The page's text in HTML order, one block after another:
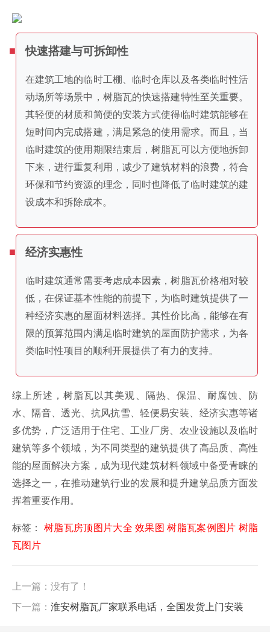
快速搭建与可拆卸性
在建筑工地的临时工棚、临时仓库以及各类临时性活
动场所等场景中，树脂瓦的快速搭建特性至关重要。
其轻便的材质和简便的安装方式使得临时建筑能够在
短时间内完成搭建，满足紧急的使用需求。而且，当
临时建筑的使用期限结束后，树脂瓦可以方便地拆卸
下来，进行重复利用，减少了建筑材料的浪费，符合
环保和节约资源的理念，同时也降低了临时建筑的建
设成本和拆除成本。
经济实惠性
临时建筑通常需要考虑成本因素，树脂瓦价格相对较
低，在保证基本性能的前提下，为临时建筑提供了一
种经济实惠的屋面材料选择。其性价比高，能够在有
限的预算范围内满足临时建筑的屋面防护需求，为各
类临时性项目的顺利开展提供了有力的支持。
综上所述，树脂瓦以其美观、隔热、保温、耐腐蚀、防
水、隔音、透光、抗风抗雪、轻便易安装、经济实惠等诸
多优势，广泛适用于住宅、工业厂房、农业设施以及临时
建筑等多个领域，为不同类型的建筑提供了高品质、高性
能的屋面解决方案，成为现代建筑材料领域中备受青睐的
选择之一，在推动建筑行业的发展和提升建筑品质方面发
挥着重要作用。
标签： 树脂瓦房顶图片大全 效果图 树脂瓦案例图片 树脂
瓦图片
上一篇：没有了！
下一篇： 淮安树脂瓦厂家联系电话，全国发货上门安装